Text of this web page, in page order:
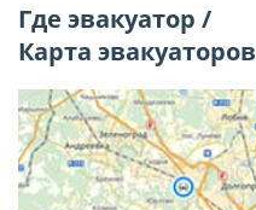
Где эвакуатор /
Карта эвакуаторов